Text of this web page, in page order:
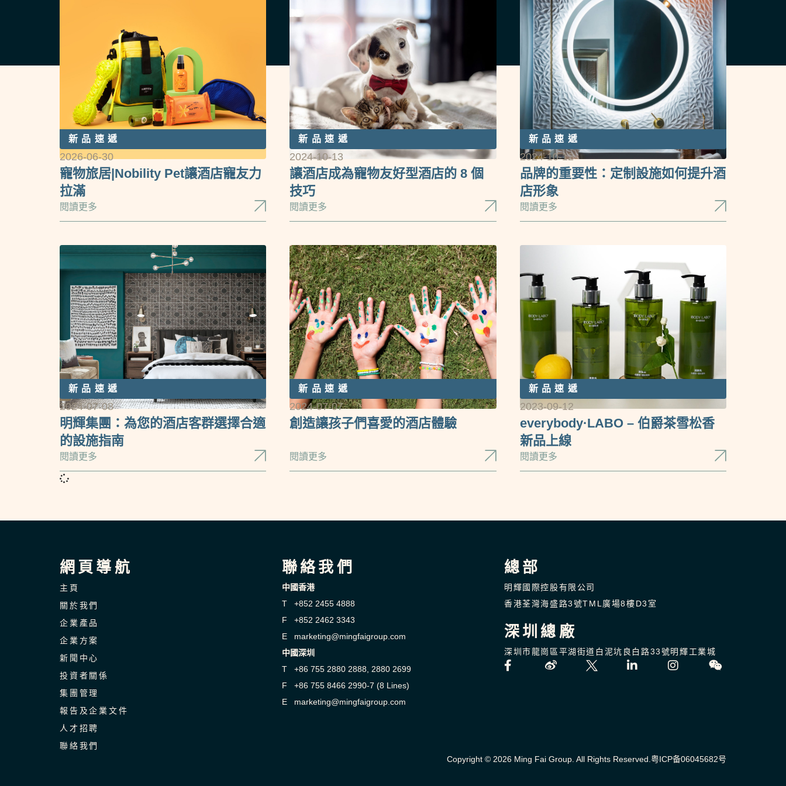
新品速遞
2026-06-30
寵物旅居|Nobility Pet讓酒店寵友力
拉滿
閱讀更多
新品速遞
2024-10-13
讓酒店成為寵物友好型酒店的 8 個
技巧
閱讀更多
新品速遞
2024-10-12
品牌的重要性：定制設施如何提升酒
店形象
閱讀更多
新品速遞
2024-07-08
明輝集團：為您的酒店客群選擇合適
的設施指南
閱讀更多
新品速遞
2024-07-07
創造讓孩子們喜愛的酒店體驗
閱讀更多
新品速遞
2023-09-12
everybody·LABO – 伯爵茶雪松香
新品上線
閱讀更多
網頁導航
主頁
關於我們
企業產品
企業方案
新聞中心
投資者關係
集團管理
報告及企業文件
人才招聘
聯絡我們
聯絡我們
中國香港
T +852 2455 4888
F +852 2462 3343
E marketing@mingfaigroup.com
中國深圳
T +86 755 2880 2888, 2880 2699
F +86 755 8466 2990-7 (8 Lines)
E marketing@mingfaigroup.com
總部
明輝國際控股有限公司
香港荃灣海盛路3號TML廣場8樓D3室
深圳總廠
深圳市龍崗區平湖街道白泥坑良白路33號明輝工業城
Copyright © 2026 Ming Fai Group. All Rights Reserved. 粤ICP备06045682号